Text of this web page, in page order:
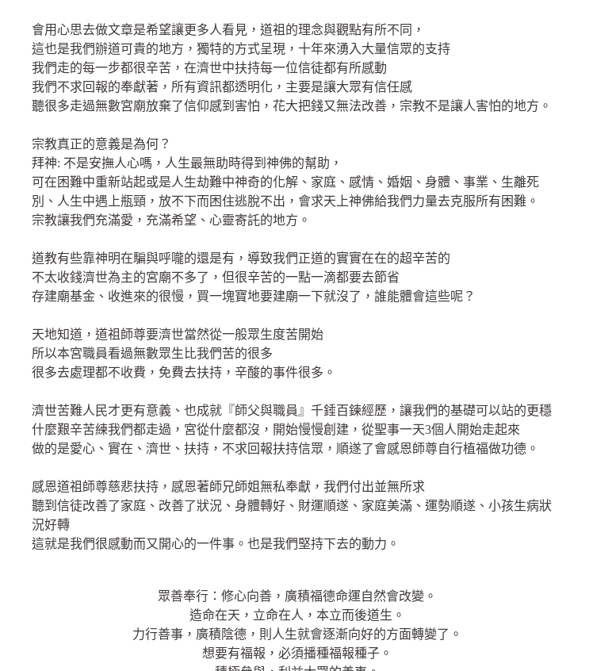
會用心思去做文章是希望讓更多人看見，道祖的理念與觀點有所不同，
這也是我們辦道可貴的地方，獨特的方式呈現，十年來湧入大量信眾的支持
我們走的每一步都很辛苦，在濟世中扶持每一位信徒都有所感動
我們不求回報的奉獻著，所有資訊都透明化，主要是讓大眾有信任感
聽很多走過無數宮廟放棄了信仰感到害怕，花大把錢又無法改善，宗教不是讓人害怕的地方。
宗教真正的意義是為何？
拜神: 不是安撫人心嗎，人生最無助時得到神佛的幫助，
可在困難中重新站起或是人生劫難中神奇的化解、家庭、感情、婚姻、身體、事業、生離死
別、人生中遇上瓶頸，放不下而困住逃脫不出，會求天上神佛給我們力量去克服所有困難。
宗教讓我們充滿愛，充滿希望、心靈寄託的地方。
道教有些靠神明在騙與呼嚨的還是有，導致我們正道的實實在在的超辛苦的
不太收錢濟世為主的宮廟不多了，但很辛苦的一點一滴都要去節省
存建廟基金、收進來的很慢，買一塊寶地要建廟一下就沒了，誰能體會這些呢？
天地知道，道祖師尊要濟世當然從一般眾生度苦開始
所以本宮職員看過無數眾生比我們苦的很多
很多去處理都不收費，免費去扶持，辛酸的事件很多。
濟世苦難人民才更有意義、也成就『師父與職員』千錘百鍊經歷，讓我們的基礎可以站的更穩
什麼艱辛苦練我們都走過，宮從什麼都沒，開始慢慢創建，從聖事一天3個人開始走起來
做的是愛心、實在、濟世、扶持，不求回報扶持信眾，順遂了會感恩師尊自行植福做功德。
感恩道祖師尊慈悲扶持，感恩著師兄師姐無私奉獻，我們付出並無所求
聽到信徒改善了家庭、改善了狀況、身體轉好、財運順遂、家庭美滿、運勢順遂、小孩生病狀
況好轉
這就是我們很感動而又開心的一件事。也是我們堅持下去的動力。
眾善奉行：修心向善，廣積福德命運自然會改變。
造命在天，立命在人，本立而後道生。
力行善事，廣積陰德，則人生就會逐漸向好的方面轉變了。
想要有福報，必須播種福報種子。